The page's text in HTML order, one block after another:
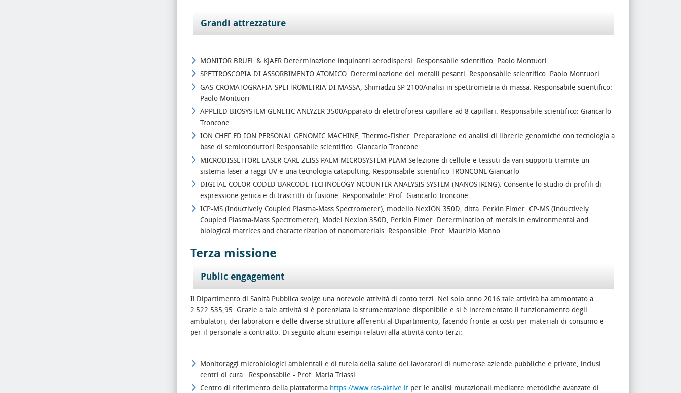
Grandi attrezzature
MONITOR BRUEL & KJAER Determinazione inquinanti aerodispersi. Responsabile scientifico: Paolo Montuori
SPETTROSCOPIA DI ASSORBIMENTO ATOMICO. Determinazione dei metalli pesanti. Responsabile scientifico: Paolo Montuori
GAS-CROMATOGRAFIA-SPETTROMETRIA DI MASSA, Shimadzu SP 2100Analisi in spettrometria di massa. Responsabile scientifico:
Paolo Montuori
APPLIED BIOSYSTEM GENETIC ANLYZER 3500Apparato di elettroforesi capillare ad 8 capillari. Responsabile scientifico: Giancarlo
Troncone
ION CHEF ED ION PERSONAL GENOMIC MACHINE, Thermo-Fisher. Preparazione ed analisi di librerie genomiche con tecnologia a
base di semiconduttori.Responsabile scientifico: Giancarlo Troncone
MICRODISSETTORE LASER CARL ZEISS PALM MICROSYSTEM PEAM Selezione di cellule e tessuti da vari supporti tramite un
sistema laser a raggi UV e una tecnologia catapulting. Responsabile scientifico TRONCONE Giancarlo
DIGITAL COLOR-CODED BARCODE TECHNOLOGY NCOUNTER ANALYSIS SYSTEM (NANOSTRING). Consente lo studio di profili di
espressione genica e di trascritti di fusione. Responsabile: Prof. Giancarlo Troncone.
ICP-MS (Inductively Coupled Plasma-Mass Spectrometer), modello NexION 350D, ditta Perkin Elmer. CP-MS (Inductively
Coupled Plasma-Mass Spectrometer), Model Nexion 350D, Perkin Elmer. Determination of metals in environmental and
biological matrices and characterization of nanomaterials. Responsible: Prof. Maurizio Manno.
Terza missione
Public engagement
Il Dipartimento di Sanità Pubblica svolge una notevole attività di conto terzi. Nel solo anno 2016 tale attività ha ammontato a
2.522.535,95. Grazie a tale attività si è potenziata la strumentazione disponibile e si è incrementato il funzionamento degli
ambulatori, dei laboratori e delle diverse strutture afferenti al Dipartimento, facendo fronte ai costi per materiali di consumo e
per il personale a contratto. Di seguito alcuni esempi relativi alla attività conto terzi:
Monitoraggi microbiologici ambientali e di tutela della salute dei lavoratori di numerose aziende pubbliche e private, inclusi
centri di cura. .Responsabile:- Prof. Maria Triassi
Centro di riferimento della piattaforma https://www.ras-aktive.it per le analisi mutazionali mediante metodiche avanzate di